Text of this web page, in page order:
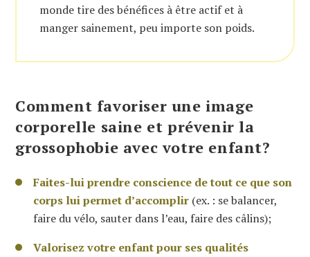
monde tire des bénéfices à être actif et à
manger sainement, peu importe son poids.
Comment favoriser une image
corporelle saine et prévenir la
grossophobie avec votre enfant?
Faites-lui prendre conscience de tout ce que son
corps lui permet d’accomplir (ex. : se balancer,
faire du vélo, sauter dans l’eau, faire des câlins);
Valorisez votre enfant pour ses qualités